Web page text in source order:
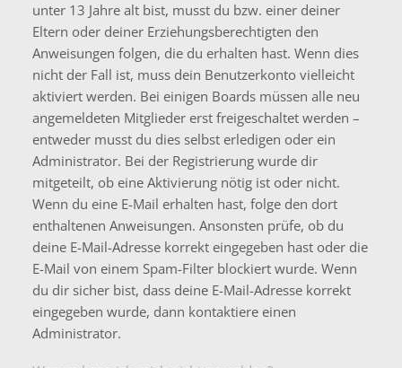
unter 13 Jahre alt bist, musst du bzw. einer deiner
Eltern oder deiner Erziehungsberechtigten den
Anweisungen folgen, die du erhalten hast. Wenn dies
nicht der Fall ist, muss dein Benutzerkonto vielleicht
aktiviert werden. Bei einigen Boards müssen alle neu
angemeldeten Mitglieder erst freigeschaltet werden –
entweder musst du dies selbst erledigen oder ein
Administrator. Bei der Registrierung wurde dir
mitgeteilt, ob eine Aktivierung nötig ist oder nicht.
Wenn du eine E-Mail erhalten hast, folge den dort
enthaltenen Anweisungen. Ansonsten prüfe, ob du
deine E-Mail-Adresse korrekt eingegeben hast oder die
E-Mail von einem Spam-Filter blockiert wurde. Wenn
du dir sicher bist, dass deine E-Mail-Adresse korrekt
eingegeben wurde, dann kontaktiere einen
Administrator.